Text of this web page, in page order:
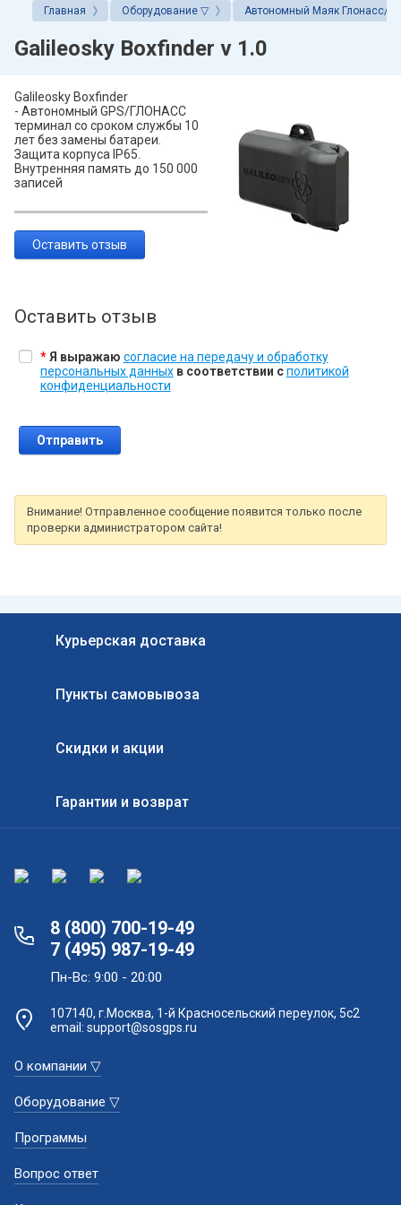
Главная Оборудование ▽ Автономный Маяк Глонасс/
Galileosky Boxfinder v 1.0
Galileosky Boxfinder
- Автономный GPS/ГЛОНАСС
терминал со сроком службы 10
лет без замены батареи.
Защита корпуса IP65.
Внутренняя память до 150 000
записей
Оставить отзыв
Оставить отзыв
*Я выражаю согласие на передачу и обработку
персональных данныхв соответствии сполитикой
конфиденциальности
Внимание! Отправленное сообщение появится только после
проверки администратором сайта!
Курьерская доставка
Пункты самовывоза
Скидки и акции
Гарантии и возврат
8 (800) 700-19-49
7 (495) 987-19-49
Пн-Вс: 9:00 - 20:00
107140, г.Москва, 1-й Красносельский переулок, 5с2
email: support@sosgps.ru
О компании ▽
Оборудование ▽
Программы
Вопрос ответ